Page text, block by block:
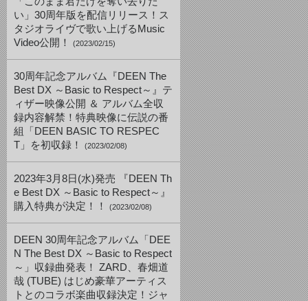
い」30周年版を配信リリース！ス
タジオライヴで歌い上げるMusic
Video公開！
(2023/02/15)
30周年記念アルバム『DEEN The
Best DX ～Basic to Respect～』テ
ィザー映像公開 ＆ アルバム全収
録内容解禁！特典映像に伝説の番
組「DEEN BASIC TO RESPEC
T」を初収録！
(2023/02/08)
2023年3月8日(水)発売 『DEEN Th
e Best DX ～Basic to Respect～』
購入特典が決定！！
(2023/02/08)
DEEN 30周年記念アルバム「DEE
N The Best DX ～Basic to Respect
～」収録曲発表！ ZARD、春畑道
哉 (TUBE) はじめ豪華アーティス
トとのコラボ楽曲収録決定！ジャ